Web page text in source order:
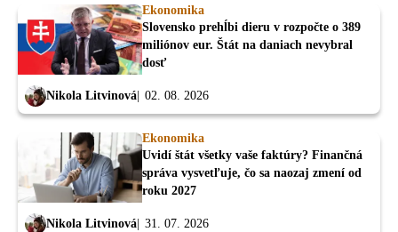
Ekonomika
Slovensko prehĺbi dieru v rozpočte o 389
miliónov eur. Štát na daniach nevybral
dosť
Nikola Litvinová 02. 08. 2026
Ekonomika
Uvidí štát všetky vaše faktúry? Finančná
správa vysvetľuje, čo sa naozaj zmení od
roku 2027
Nikola Litvinová 31. 07. 2026